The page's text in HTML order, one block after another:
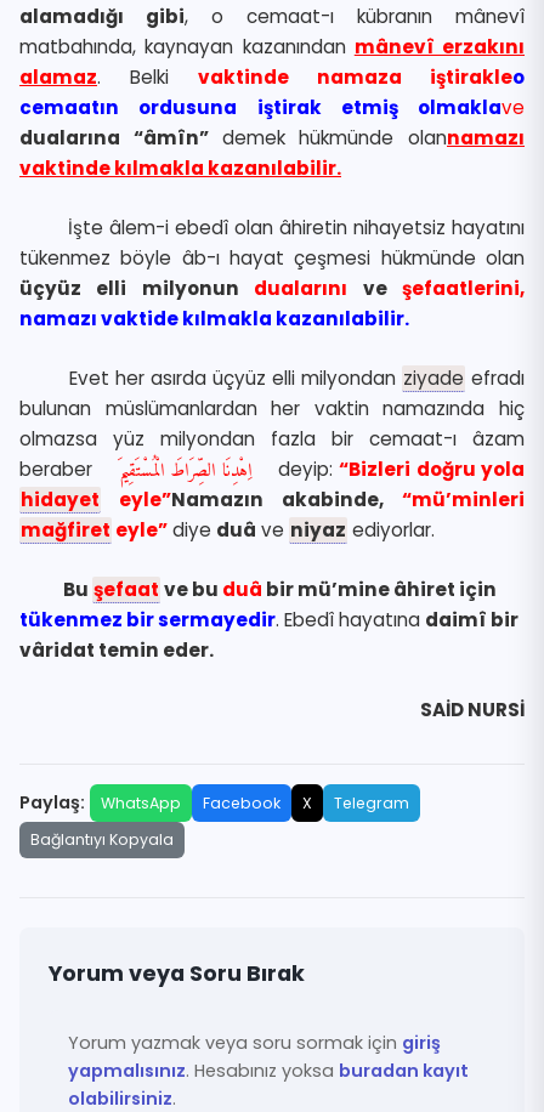
alamadığı gibi, o cemaat-ı kübranın mânevî
matbahında, kaynayan kazanından mânevî erzakını
alamaz. Belki vaktinde namaza iştirakleo
cemaatın ordusuna iştirak etmiş olmaklave
dualarına “âmîn” demek hükmünde olannamazı
vaktinde kılmakla kazanılabilir.
İşte âlem-i ebedî olan âhiretin nihayetsiz hayatını
tükenmez böyle âb-ı hayat çeşmesi hükmünde olan
üçyüz elli milyonun dualarını veşefaatlerini,
namazı vaktide kılmakla kazanılabilir.
Evet her asırda üçyüz elli milyondan ziyade efradı
bulunan müslümanlardan her vaktin namazında hiç
olmazsa yüz milyondan fazla bir cemaat-ı âzam
beraber
اِهْدِنَا الصِّرَاطَ الْمُسْتَقِيمَ deyip:“Bizleri doğru yola
hidayet eyle”Namazın akabinde, “mü’minleri
mağfiret eyle”diye duâ ve niyaz ediyorlar.
Bu şefaat ve bu duâ bir mü’mine âhiret için
tükenmez bir sermayedir. Ebedî hayatına daimî bir
vâridat temin eder.
SAİD NURSİ
Paylaş: WhatsApp Facebook X
Telegram
Bağlantıyı Kopyala
Yorum veya Soru Bırak
Yorum yazmak veya soru sormak için giriş
yapmalısınız. Hesabınız yoksa buradan kayıt
olabilirsiniz.